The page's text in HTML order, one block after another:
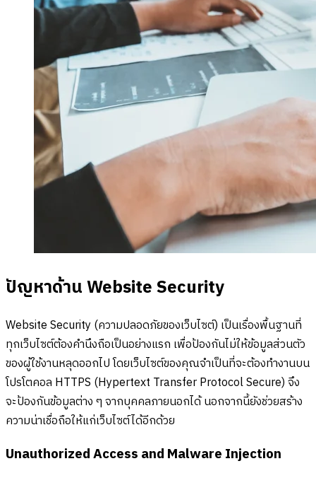
ปัญหาด้าน Website Security
Website Security (ความปลอดภัยของเว็บไซต์) เป็นเรื่องพื้นฐานที่
ทุกเว็บไซต์ต้องคำนึงถือเป็นอย่างแรก เพื่อป้องกันไม่ให้ข้อมูลส่วนตัว
ของผู้ใช้งานหลุดออกไป โดยเว็บไซต์ของคุณจำเป็นที่จะต้องทำงานบน
โปรโตคอล HTTPS (Hypertext Transfer Protocol Secure) จึง
จะป้องกันข้อมูลต่าง ๆ จากบุคคลภายนอกได้ นอกจากนี้ยังช่วยสร้าง
ความน่าเชื่อถือให้แก่เว็บไซต์ได้อีกด้วย
Unauthorized Access and Malware Injection